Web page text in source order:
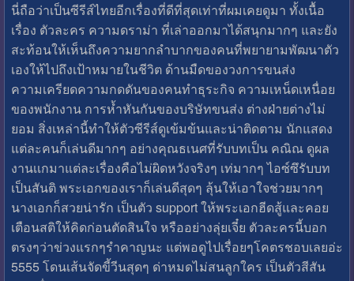
นี่ถือว่าเป็นซีรีส์ไทยอีกเรื่องที่ดีที่สุดเท่าที่ผมเคยดูมา ทั้งเนื้อ
เรื่อง ตัวละคร ความดราม่า ที่เล่าออกมาได้สนุกมากๆ และยัง
สะท้อนให้เห็นถึงความยากลำบากของคนที่พยายามพัฒนาตัว
เองให้ไปถึงเป้าหมายในชีวิต ด้านมืดของวงการขนส่ง
ความเครียดความกดดันของคนทำธุระกิจ ความเหน็ดเหนื่อย
ของพนักงาน การห้ำหันกันของบริษัทขนส่ง ต่างฝ่ายต่างไม่
ยอม สิ่งเหล่านี้ทำให้ตัวซีรีส์ดูเข้มข้นและน่าติดตาม นักแสดง
แต่ละคนก็เล่นดีมากๆ อย่างคุณธเนศที่รับบทเป็น คณิณ ดูผล
งานเเกมาแต่ละเรื่องคือไม่ผิดหวังจริงๆ เท่มากๆ ไอซ์ซึรับบท
เป็นสันติ พระเอกของเราก็เล่นดีสุดๆ ลุ้นให้เอาใจช่วยมากๆ
นางเอกก็สวยน่ารัก เป็นตัว support ให้พระเอกฮีดสู้และคอย
เตือนสติให้คิดก่อนตัดสินใจ หรืออย่างลุ่ยเจี๋ย ตัวละครนี้บอก
ตรงๆว่าข่วงแรกๆรำคาญนะ แต่พอดูไปเรื่อยๆโคตรชอบเลยอ่ะ
5555 โดนเส้นจัดขี้วีนสุดๆ ด่าหมดไม่สนลูกใคร เป็นตัวสีสัน